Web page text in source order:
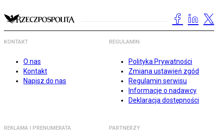
KONTAKT
O nas
Kontakt
Napisz do nas
REGULAMIN
Polityka Prywatności
Zmiana ustawień zgód
Regulamin serwisu
Informacje o nadawcy
Deklaracja dostępności
REKLAMA I PRENUMERATA PARTNERZY